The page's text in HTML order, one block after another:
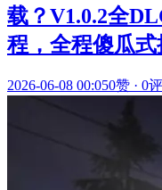
载？V1.0.2全
程，全程傻瓜
2026-06-08 00:050赞 · 0